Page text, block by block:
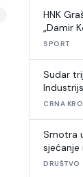
HNK
„Damir
SPORT
Sudar
CRNA
Smotra
sjećanje
DRUŠTVO